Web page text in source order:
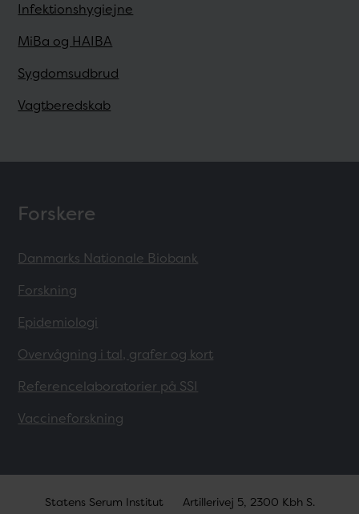
Infektionshygiejne
MiBa og HAIBA
Sygdomsudbrud
Vagtberedskab
Forskere
Danmarks Nationale Biobank
Forskning
Epidemiologi
Overvågning i tal, grafer og kort
Referencelaboratorier på SSI
Vaccineforskning
Statens Serum Institut
Artillerivej 5, 2300 Kbh S.